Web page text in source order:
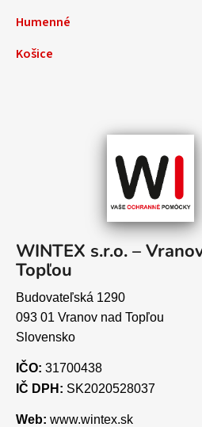
Humenné
Košice
WINTEX s.r.o. –
Topľou
Budovateľská 1290
093 01 Vranov nad Topľou
Slovensko
IČO: 31700438
IČ DPH: SK2020528037
Web: www.wintex.sk